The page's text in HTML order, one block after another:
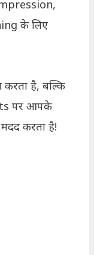
के लिए
है, बल्कि
पर आपके
करता है!